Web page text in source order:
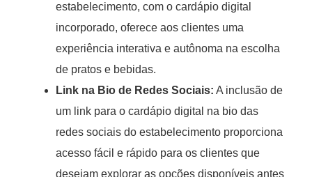
estabelecimento, com o cardápio digital
incorporado, oferece aos clientes uma
experiência interativa e autônoma na escolha
de pratos e bebidas.
Link na Bio de Redes Sociais: A inclusão de
um link para o cardápio digital na bio das
redes sociais do estabelecimento proporciona
acesso fácil e rápido para os clientes que
desejam explorar as opções disponíveis antes